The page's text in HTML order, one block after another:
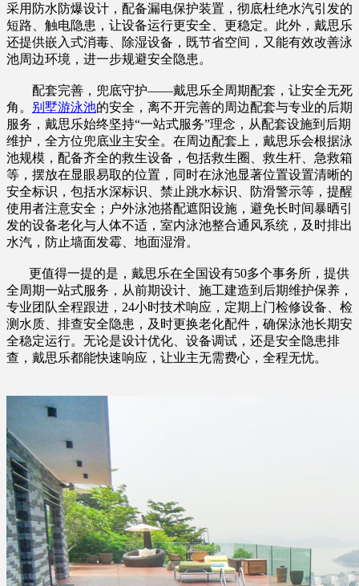
采用防水防爆设计，配备漏电保护装置，彻底杜绝水汽引发的
短路、触电隐患，让设备运行更安全、更稳定。此外，戴思乐
还提供嵌入式消毒、除湿设备，既节省空间，又能有效改善泳
池周边环境，进一步规避安全隐患。
配套完善，兜底守护——戴思乐全周期配套，让安全无死
角。 别墅游泳池的安全，离不开完善的周边配套与专业的后期
服务，戴思乐始终坚持“一站式服务”理念，从配套设施到后期
维护，全方位兜底业主安全。在周边配套上，戴思乐会根据泳
池规模，配备齐全的救生设备，包括救生圈、救生杆、急救箱
等，摆放在显眼易取的位置，同时在泳池显著位置设置清晰的
安全标识，包括水深标识、禁止跳水标识、防滑警示等，提醒
使用者注意安全；户外泳池搭配遮阳设施，避免长时间暴晒引
发的设备老化与人体不适，室内泳池整合通风系统，及时排出
水汽，防止墙面发霉、地面湿滑。
更值得一提的是，戴思乐在全国设有50多个事务所，提供
全周期一站式服务，从前期设计、施工建造到后期维护保养，
专业团队全程跟进，24小时技术响应，定期上门检修设备、检
测水质、排查安全隐患，及时更换老化配件，确保泳池长期安
全稳定运行。无论是设计优化、设备调试，还是安全隐患排
查，戴思乐都能快速响应，让业主无需费心，全程无忧。